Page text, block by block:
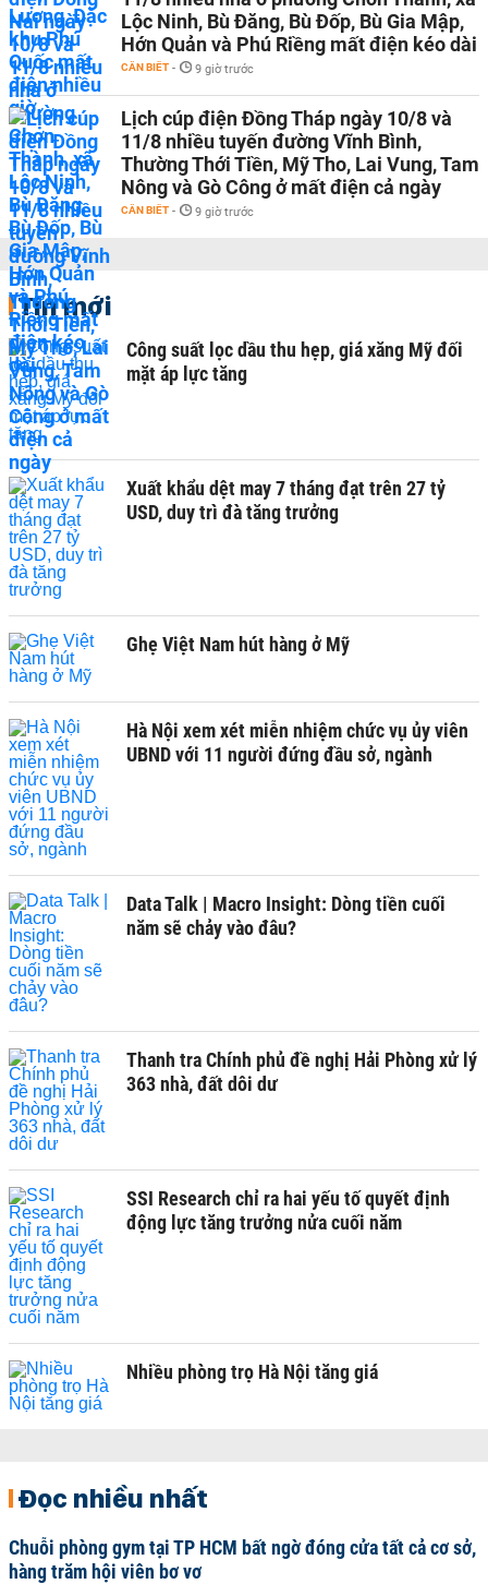
Lộc Ninh, Bù Đăng, Bù Đốp, Bù Gia Mập,
Hớn Quản và Phú Riềng mất điện kéo dài
CẦN BIẾT - 9 giờ trước
Lịch cúp điện Đồng Tháp ngày 10/8 và
11/8 nhiều tuyến đường Vĩnh Bình,
Thường Thới Tiền, Mỹ Tho, Lai Vung, Tam
Nông và Gò Công ở mất điện cả ngày
CẦN BIẾT - 9 giờ trước
Tin mới
Công suất lọc dầu thu hẹp, giá xăng Mỹ đối
mặt áp lực tăng
Xuất khẩu dệt may 7 tháng đạt trên 27 tỷ
USD, duy trì đà tăng trưởng
Ghẹ Việt Nam hút hàng ở Mỹ
Hà Nội xem xét miễn nhiệm chức vụ ủy viên
UBND với 11 người đứng đầu sở, ngành
Data Talk | Macro Insight: Dòng tiền cuối
năm sẽ chảy vào đâu?
Thanh tra Chính phủ đề nghị Hải Phòng xử lý
363 nhà, đất dôi dư
SSI Research chỉ ra hai yếu tố quyết định
động lực tăng trưởng nửa cuối năm
Nhiều phòng trọ Hà Nội tăng giá
Đọc nhiều nhất
Chuỗi phòng gym tại TP HCM bất ngờ đóng cửa tất cả cơ sở,
hàng trăm hội viên bơ vơ